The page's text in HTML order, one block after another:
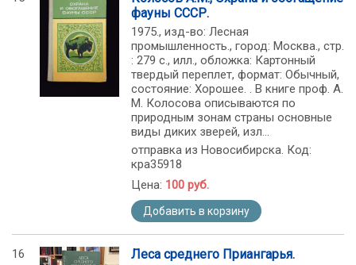
фауны СССР.
1975., изд-во: Лесная
промышленность., город: Москва., стр.
: 279 с., илл., обложка: Картонный
твердый переплет, формат: Обычный,
состояние: Хорошее. . В книге проф. А.
М. Колосова описываются по
природным зонам страны основные
виды диких зверей, изл...
отправка из Новосибирска. Код:
кра35918
Цена: 100 руб.
Добавить в корзину
16 Леса среднего Приангарья.